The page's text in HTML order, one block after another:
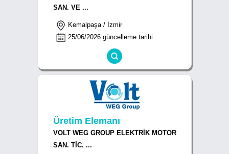
SAN. VE ...
Kemalpaşa / İzmir
25/06/2026 güncelleme tarihi
Üretim Elemanı
VOLT WEG GROUP ELEKTRİK MOTOR
SAN. TİC. ...